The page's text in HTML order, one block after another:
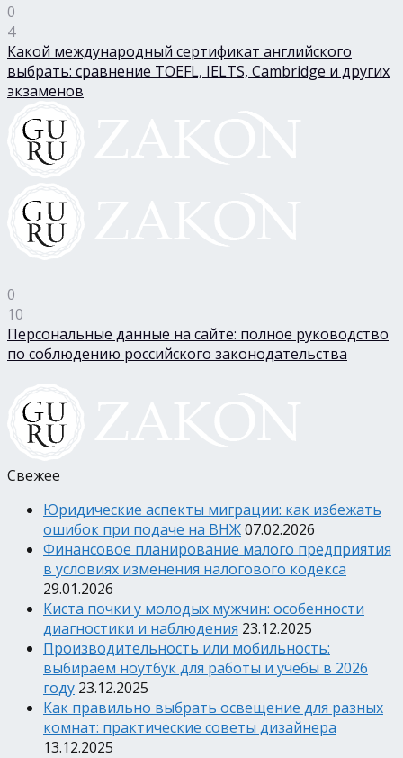
0
4
Какой международный сертификат английского
выбрать: сравнение TOEFL, IELTS, Cambridge и других
экзаменов
0
10
Персональные данные на сайте: полное руководство
по соблюдению российского законодательства
Свежее
Юридические аспекты миграции: как избежать
ошибок при подаче на ВНЖ07.02.2026
Финансовое планирование малого предприятия
в условиях изменения налогового кодекса
29.01.2026
Киста почки у молодых мужчин: особенности
диагностики и наблюдения 23.12.2025
Производительность или мобильность:
выбираем ноутбук для работы и учебы в 2026
году 23.12.2025
Как правильно выбрать освещение для разных
комнат: практические советы дизайнера
13.12.2025